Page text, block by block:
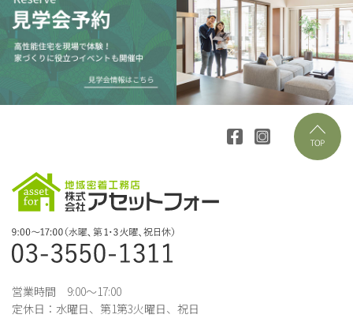
営業時間 9:00～17:00
定休日：水曜日、第1第3火曜日、祝日